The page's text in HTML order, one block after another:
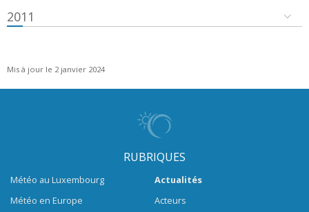
2011
Mis à jour le 2 janvier 2024
RUBRIQUES
Météo au Luxembourg
Météo en Europe
Actualités
Acteurs